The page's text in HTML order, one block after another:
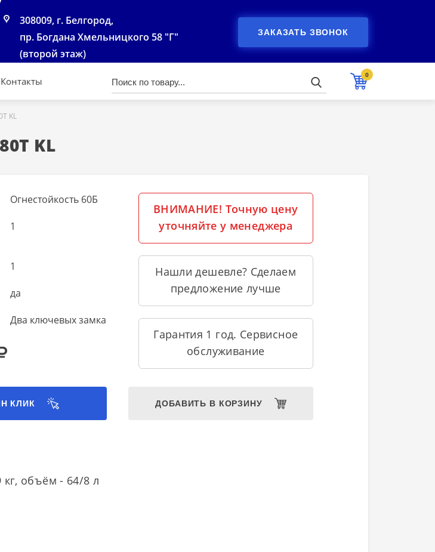
308009, г. Белгород,
пр. Богдана Хмельницкого 58 "Г"
(второй этаж)
ЗАКАЗАТЬ ЗВОНОК
Контакты
0
KL
KL
Огнестойкость 60Б
1
1
да
Два ключевых замка
ВНИМАНИЕ! Точную цену
уточняйте у менеджера
Нашли дешевле? Сделаем
предложение лучше
Гарантия 1 год. Сервисное
обслуживание
КЛИК ДОБАВИТЬ В КОРЗИНУ
объём - 64/8 л